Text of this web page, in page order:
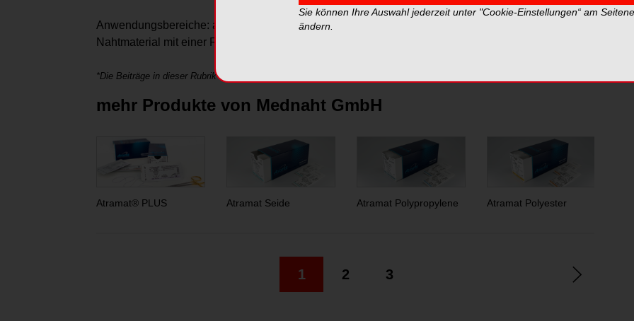
Anwendungsbereiche: alle chirurgischen Verfahren, bei denen ein geflochtenes resorbierbares
Nahtmaterial mit einer Resorptionszeit von 56-70 Tagen benötigt wird.
*Die Beiträge in dieser Rubrik stammen von den Anbietern und spiegeln nicht die Meinung der Redaktion wider.
mehr Produkte von Mednaht GmbH
Atramat® PLUS Atramat Seide Atramat Polypropylene Atramat Polyester
1 2 3
Sie können Ihre Auswahl jederzeit unter "Cookie-Einstellungen“ am
ändern.